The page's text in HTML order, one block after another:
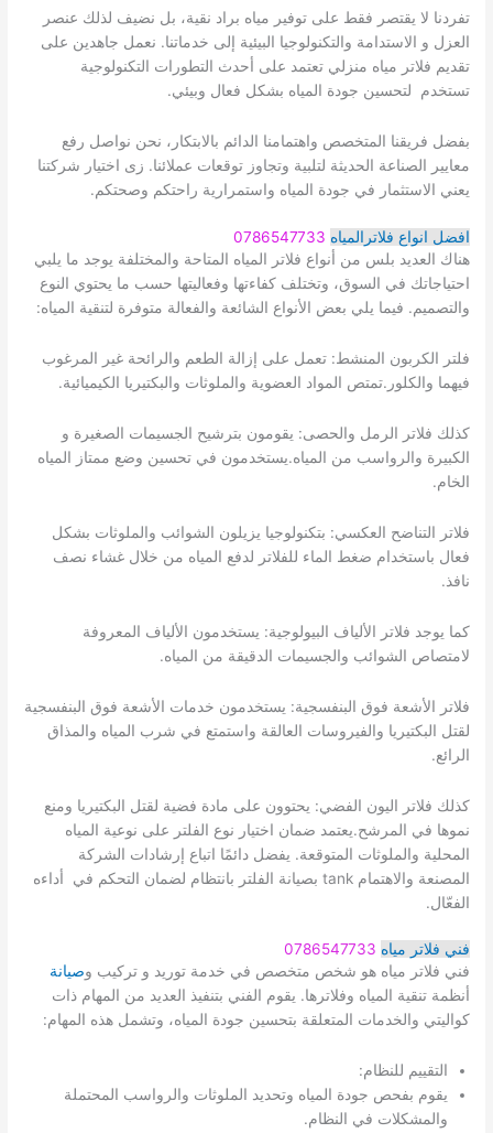
تفردنا لا يقتصر فقط على توفير مياه براد نقية، بل نضيف لذلك عنصر
العزل و الاستدامة والتكنولوجيا البيئية إلى خدماتنا. نعمل جاهدين على
تقديم فلاتر مياه منزلي تعتمد على أحدث التطورات التكنولوجية
تستخدم لتحسين جودة المياه بشكل فعال وبيئي.
بفضل فريقنا المتخصص واهتمامنا الدائم بالابتكار، نحن نواصل رفع
معايير الصناعة الحديثة لتلبية وتجاوز توقعات عملائنا. زى اختيار شركتنا
يعني الاستثمار في جودة المياه واستمرارية راحتكم وصحتكم.
افضل انواع فلاترالمياه 0786547733
هناك العديد بلس من أنواع فلاتر المياه المتاحة والمختلفة يوجد ما يلبي
احتياجاتك في السوق، وتختلف كفاءتها وفعاليتها حسب ما يحتوي النوع
والتصميم. فيما يلي بعض الأنواع الشائعة والفعالة متوفرة لتنقية المياه:
فلتر الكربون المنشط: تعمل على إزالة الطعم والرائحة غير المرغوب
فيهما والكلور.تمتص المواد العضوية والملوثات والبكتيريا الكيميائية.
كذلك فلاتر الرمل والحصى: يقومون بترشيح الجسيمات الصغيرة و
الكبيرة والرواسب من المياه.يستخدمون في تحسين وضع ممتاز المياه
الخام.
فلاتر التناضح العكسي: بتكنولوجيا يزيلون الشوائب والملوثات بشكل
فعال باستخدام ضغط الماء للفلاتر لدفع المياه من خلال غشاء نصف
نافذ.
كما يوجد فلاتر الألياف البيولوجية: يستخدمون الألياف المعروفة
لامتصاص الشوائب والجسيمات الدقيقة من المياه.
فلاتر الأشعة فوق البنفسجية: يستخدمون خدمات الأشعة فوق البنفسجية
لقتل البكتيريا والفيروسات العالقة واستمتع في شرب المياه والمذاق
الرائع.
كذلك فلاتر اليون الفضي: يحتوون على مادة فضية لقتل البكتيريا ومنع
نموها في المرشح.يعتمد ضمان اختيار نوع الفلتر على نوعية المياه
المحلية والملوثات المتوقعة. يفضل دائمًا اتباع إرشادات الشركة
المصنعة والاهتمام tank بصيانة الفلتر بانتظام لضمان التحكم في أداءه
الفعّال.
فني فلاتر مياه 0786547733
فني فلاتر مياه هو شخص متخصص في خدمة توريد و تركيب وصيانة
أنظمة تنقية المياه وفلاترها. يقوم الفني بتنفيذ العديد من المهام ذات
كواليتي والخدمات المتعلقة بتحسين جودة المياه، وتشمل هذه المهام:
التقييم للنظام:
يقوم بفحص جودة المياه وتحديد الملوثات والرواسب المحتملة
والمشكلات في النظام.